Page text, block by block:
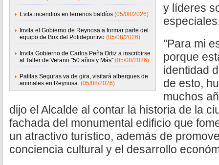
Evita incendios en terrenos baldíos (05/08/2026)
Invita el Gobierno de Reynosa a formar parte del
equipo de Box del Polideportivo (05/08/2026)
Invita Gobierno de Carlos Peña Ortiz a inscribirse
al Taller de Verano ''50 años y Más'' (05/08/2026)
Patitas Seguras va de gira, visitará albergues de
animales en Reynosa (05/08/2026)
y líderes
"Para mi
porque
identidad
de esto,
muchos
dijo el Alcalde al contar la historia de la
fachada del monumental edificio que
un atractivo turístico, además de
conciencia cultural y el desarrollo